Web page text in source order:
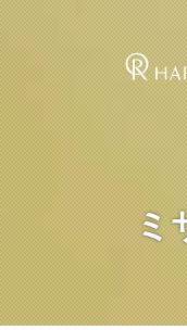
ミ